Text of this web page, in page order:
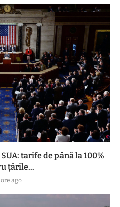
tarife de până la 100%
țările...
ore ago